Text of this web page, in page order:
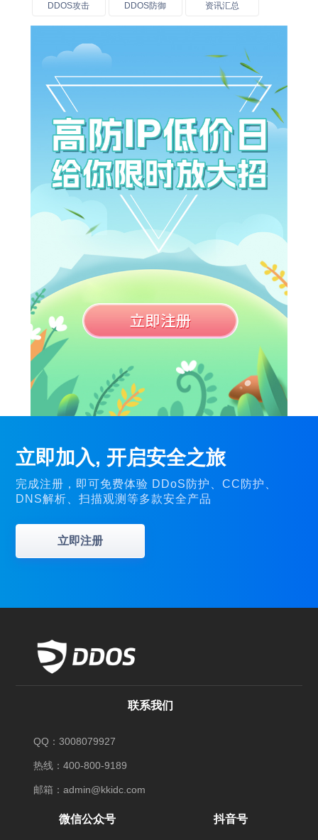
DDOS攻击 DDOS防御 资讯汇总
立即加入, 开启安全之旅
完成注册，即可免费体验 DDoS防护、CC防护、
DNS解析、扫描观测等多款安全产品
立即注册
联系我们
QQ：3008079927
热线：400-800-9189
邮箱：admin@kkidc.com
微信公众号 抖音号